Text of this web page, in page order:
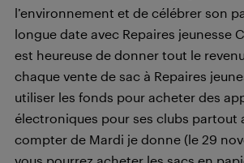
l’environnement et de célébrer son
longue date avec Repaires jeunesse
est heureuse de donner tout le
chaque vente de sac à Repaires
utiliser les fonds pour acheter des
électroniques pour ses clubs partout
compter de Mardi je donne (le 29